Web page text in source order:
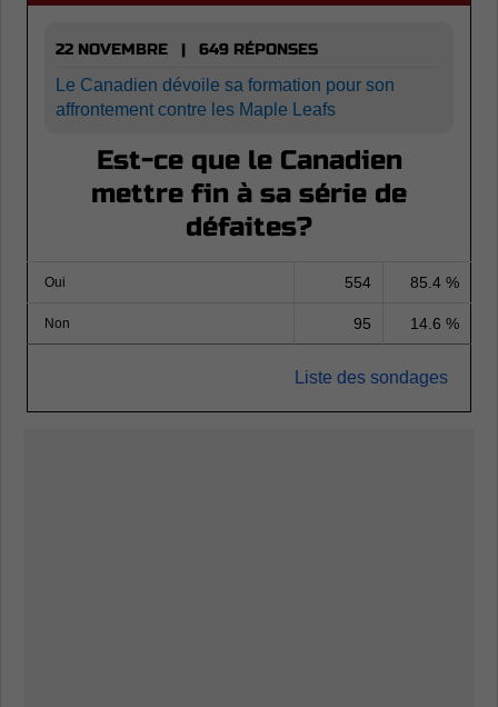
22 NOVEMBRE | 649 RÉPONSES
Le Canadien dévoile sa formation pour son
affrontement contre les Maple Leafs
Est-ce que le Canadien
mettre fin à sa série de
défaites?
Oui 554 85.4 %
Non 95 14.6 %
Liste des sondages